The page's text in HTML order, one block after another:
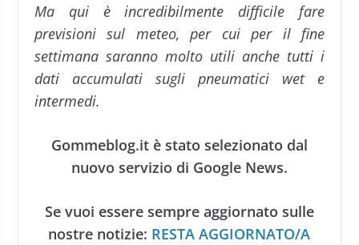
Ma qui è incredibilmente difficile fare
previsioni sul meteo, per cui per il fine
settimana saranno molto utili anche tutti i
dati accumulati sugli pneumatici wet e
intermedi.
Gommeblog.it è stato selezionato dal
nuovo servizio di Google News.
Se vuoi essere sempre aggiornato sulle
nostre notizie: RESTA AGGIORNATO/A